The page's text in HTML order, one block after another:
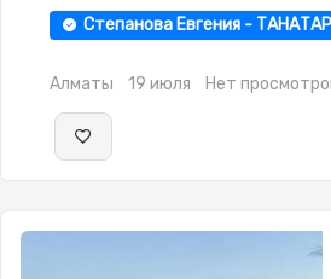
окна,Улучшенная,Комнаты
Степанова Евгения -
Алматы 19 июля Нет